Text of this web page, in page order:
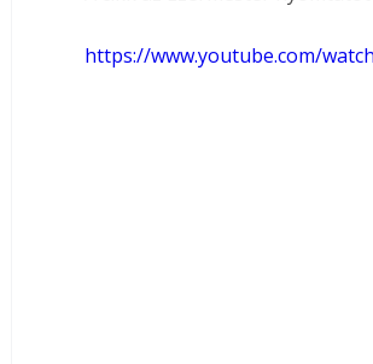
https://www.youtube.com/